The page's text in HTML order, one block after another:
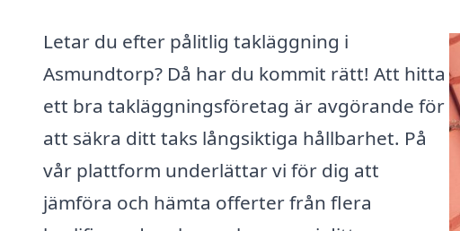
Letar du efter pålitlig takläggning i
Asmundtorp? Då har du kommit rätt! Att hitta
ett bra takläggningsföretag är avgörande för
att säkra ditt taks långsiktiga hållbarhet. På
vår plattform underlättar vi för dig att
jämföra och hämta offerter från flera